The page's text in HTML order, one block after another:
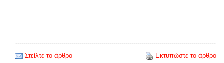
Στείλτε το άρθρο
Εκτυπώστε το άρθρο